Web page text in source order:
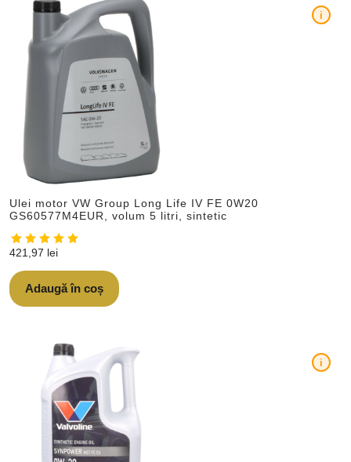
Ulei motor VW Group Long Life IV FE 0W20
GS60577M4EUR, volum 5 litri, sintetic
i
421,97 lei
Adaugă în coș
i